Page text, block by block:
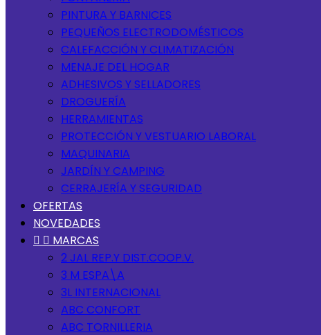
PINTURA Y BARNICES
PEQUEÑOS ELECTRODOMÉSTICOS
CALEFACCIÓN Y CLIMATIZACIÓN
MENAJE DEL HOGAR
ADHESIVOS Y SELLADORES
DROGUERÍA
HERRAMIENTAS
PROTECCIÓN Y VESTUARIO LABORAL
MAQUINARIA
JARDÍN Y CAMPING
CERRAJERÍA Y SEGURIDAD
OFERTAS
NOVEDADES
  MARCAS
2 JAL REP.Y DIST.COOP.V.
3 M ESPA\A
3L INTERNACIONAL
ABC CONFORT
ABC TORNILLERIA